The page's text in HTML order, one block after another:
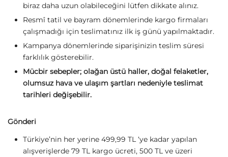
biraz daha uzun olabileceğini lütfen dikkate alınız.
Resmî tatil ve bayram dönemlerinde kargo firmaları
çalışmadığı için teslimatınız ilk iş günü yapılmaktadır.
Kampanya dönemlerinde siparişinizin teslim süresi
farklılık gösterebilir.
Mücbir sebepler; olağan üstü haller, doğal felaketler,
olumsuz hava ve ulaşım şartları nedeniyle teslimat
tarihleri değişebilir.
Gönderi
Türkiye’nin her yerine 499,99 TL ‘ye kadar yapılan
alışverişlerde 79 TL kargo ücreti, 500 TL ve üzeri